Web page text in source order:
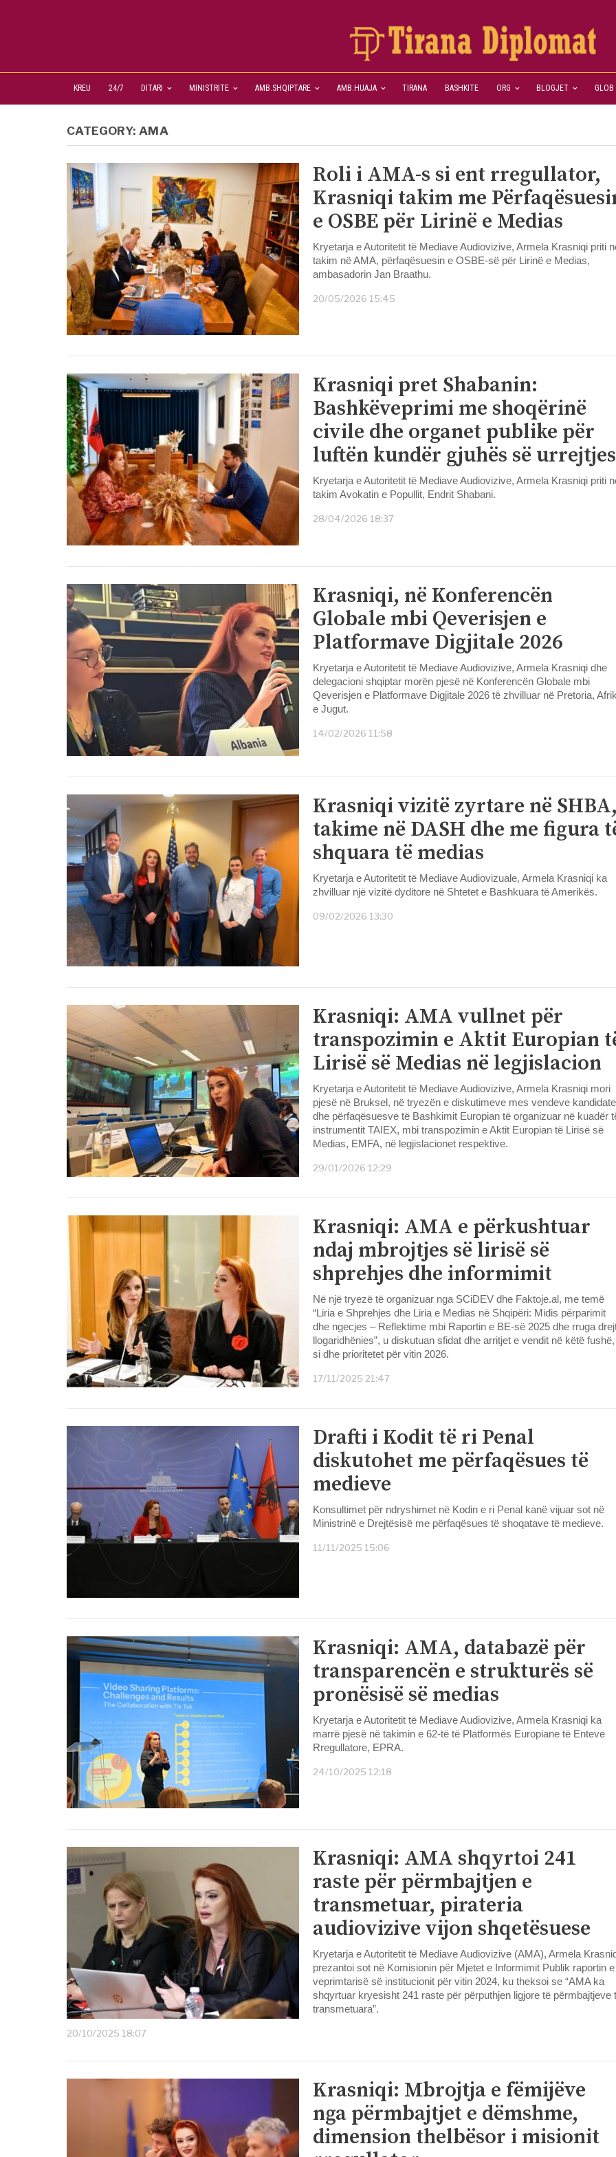
KREU 24/7 DITARI MINISTRITE AMB.SHQIPTARE AMB.HUAJA TIRANA BASHKITE ORG BLOGJET GLOB
CATEGORY:AMA
Roli i AMA-s si ent rregullator,
Krasniqi takim me
e OSBE për Lirinë e Medias
Kryetarja e Autoritetit të Mediave Audiovizive, Armela Krasniqi priti
takim në AMA, përfaqësuesin e OSBE-së për Lirinë e Medias,
ambasadorin Jan Braathu.
20/05/2026 15:45
Krasniqi pret Shabanin:
Bashkëveprimi me shoqërinë
civile dhe organet publike për
luftën kundër gjuhës së urrejtjes
Kryetarja e Autoritetit të Mediave Audiovizive, Armela Krasniqi priti
takim Avokatin e Popullit, Endrit Shabani.
28/04/2026 18:37
Krasniqi, në Konferencën
Globale mbi Qeverisjen e
Platformave Digjitale 2026
Kryetarja e Autoritetit të Mediave Audiovizive, Armela Krasniqi dhe
delegacioni shqiptar morën pjesë në Konferencën Globale mbi
Qeverisjen e Platformave Digjitale 2026 të zhvilluar në Pretoria,
e Jugut.
14/02/2026 11:58
Krasniqi vizitë zyrtare në SHBA,
takime në DASH dhe me figura
shquara të medias
Kryetarja e Autoritetit të Mediave Audiovizuale, Armela Krasniqi ka
zhvilluar një vizitë dyditore në Shtetet e Bashkuara të Amerikës.
09/02/2026 13:30
Krasniqi: AMA vullnet për
transpozimin e Aktit Europian
Lirisë së Medias në legjislacion
Kryetarja e Autoritetit të Mediave Audiovizive, Armela Krasniqi mori
pjesë në Bruksel, në tryezën e diskutimeve mes vendeve kandidate
dhe përfaqësuesve të Bashkimit Europian të organizuar në kuadër
instrumentit TAIEX, mbi transpozimin e Aktit Europian të Lirisë së
Medias, EMFA, në legjislacionet respektive.
29/01/2026 12:29
Krasniqi: AMA e përkushtuar
ndaj mbrojtjes së lirisë së
shprehjes dhe informimit
Në një tryezë të organizuar nga SCiDEV dhe Faktoje.al, me temë
“Liria e Shprehjes dhe Liria e Medias në Shqipëri: Midis përparimit
dhe ngecjes – Reflektime mbi Raportin e BE-së 2025 dhe rruga
llogaridhënies”, u diskutuan sfidat dhe arritjet e vendit në këtë fushë,
si dhe prioritetet për vitin 2026.
17/11/2025 21:47
Drafti i Kodit të ri Penal
diskutohet me përfaqësues të
medieve
Konsultimet për ndryshimet në Kodin e ri Penal kanë vijuar sot në
Ministrinë e Drejtësisë me përfaqësues të shoqatave të medieve.
11/11/2025 15:06
Krasniqi: AMA, databazë për
transparencën e strukturës së
pronësisë së medias
Kryetarja e Autoritetit të Mediave Audiovizive, Armela Krasniqi ka
marrë pjesë në takimin e 62-të të Platformës Europiane të Enteve
Rregullatore, EPRA.
24/10/2025 12:18
Krasniqi: AMA shqyrtoi 241
raste për përmbajtjen e
transmetuar, pirateria
audiovizive vijon shqetësuese
Kryetarja e Autoritetit të Mediave Audiovizive (AMA), Armela
prezantoi sot në Komisionin për Mjetet e Informimit Publik raportin e
veprimtarisë së institucionit për vitin 2024, ku theksoi se “AMA ka
shqyrtuar kryesisht 241 raste për përputhjen ligjore të përmbajtjeve
transmetuara”.
20/10/2025 18:07
Krasniqi: Mbrojtja e fëmijëve
nga përmbajtjet e dëmshme,
dimension thelbësor i misionit